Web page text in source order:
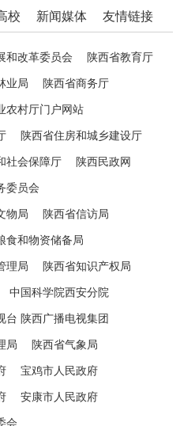
校 新闻媒体 友情链接
和改革委员会 陕西省教育厅
业局 陕西省商务厅
农村厅门户网站
陕西省住房和城乡建设厅
社会保障厅 陕西民政网
委员会
物局 陕西省信访局
食和物资储备局
理局 陕西省知识产权局
中国科学院西安分院
台 陕西广播电视集团
局 陕西省气象局
宝鸡市人民政府
安康市人民政府
会